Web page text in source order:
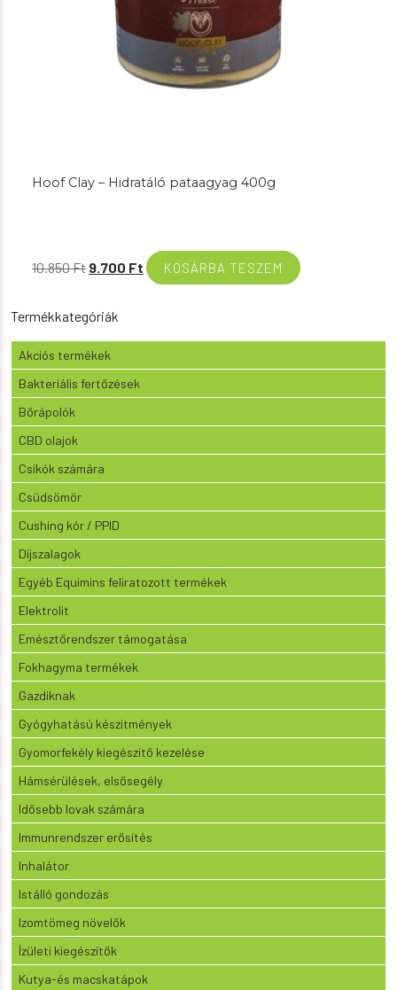
Hoof Clay – Hidratáló pataagyag 400g
10.850Ft Original
10.850 Ft.
9.700 Ft Current
price
KOSÁRBA TESZEM
Termékkategóriák
Akciós termékek
Bakteriális fertőzések
Bőrápolók
CBD olajok
Csikók számára
Csüdsömör
Cushing kór / PPID
Díjszalagok
Egyéb Equimins feliratozott termékek
Elektrolit
Emésztőrendszer támogatása
Fokhagyma termékek
Gazdiknak
Gyógyhatású készítmények
Gyomorfekély kiegészítő kezelése
Hámsérülések, elsősegély
Idősebb lovak számára
Immunrendszer erősítés
Inhalátor
Istálló gondozás
Izomtömeg növelők
Ízületi kiegészítők
Kutya-és macskatápok